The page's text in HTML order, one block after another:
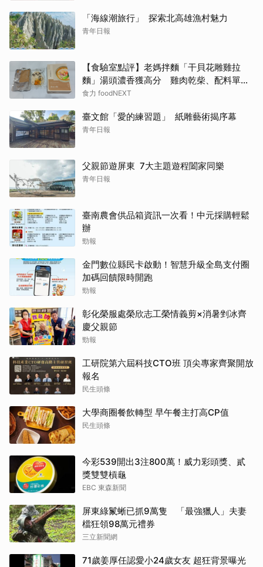
「海線潮旅行」 探索北高雄漁村魅力
青年日報
【食驗室點評】老媽拌麵「干貝花雕雞拉
麵」湯頭濃香獲高分 雞肉乾柴、配料單調
成扣分點
食力 foodNEXT
臺文館「愛的練習題」 紙雕藝術揭序幕
青年日報
父親節遊屏東 7大主題遊程闔家同樂
青年日報
臺南農會供品箱資訊一次看！中元採購輕鬆
辦
勁報
金門數位縣民卡啟動！智慧升級全島支付圈
加碼回饋限時開跑
勁報
彰化榮服處榮欣志工榮情義剪×消暑剉冰齊
慶父親節
勁報
工研院第六屆科技CTO班 頂尖專家齊聚開放
報名
民生頭條
大學商圈餐飲轉型 早午餐主打高CP值
民生頭條
今彩539開出3注800萬！威力彩頭獎、貳
獎雙雙槓龜
EBC 東森新聞
屏東綠鬣蜥已抓9萬隻 「最強獵人」夫妻
檔狂領98萬元禮券
三立新聞網
71歲姜厚任認愛小24歲女友 超狂背景曝光